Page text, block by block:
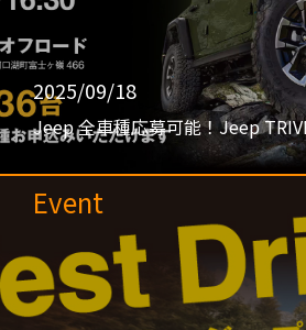
2025/09/18
Jeep 全車種応募可能！Jeep
Event